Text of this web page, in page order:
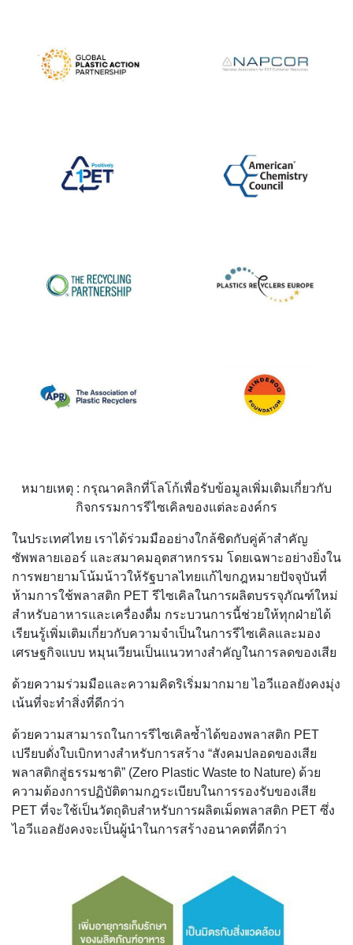
หมายเหตุ : กรุณาคลิกที่โลโก้เพื่อรับข้อมูลเพิ่มเติมเกี่ยวกับ
กิจกรรมการรีไซเคิลของแต่ละองค์กร
ในประเทศไทย เราได้ร่วมมืออย่างใกล้ชิดกับคู่ค้าสำคัญ
ซัพพลายเออร์ และสมาคมอุตสาหกรรม โดยเฉพาะอย่างยิ่งใน
การพยายามโน้มน้าวให้รัฐบาลไทยแก้ไขกฎหมายปัจจุบันที่
ห้ามการใช้พลาสติก PET รีไซเคิลในการผลิตบรรจุภัณฑ์ใหม่
สำหรับอาหารและเครื่องดื่ม กระบวนการนี้ช่วยให้ทุกฝ่ายได้
เรียนรู้เพิ่มเติมเกี่ยวกับความจำเป็นในการรีไซเคิลและมอง
เศรษฐกิจแบบ หมุนเวียนเป็นแนวทางสำคัญในการลดของเสีย
ด้วยความร่วมมือและความคิดริเริ่มมากมาย ไอวีแอลยังคงมุ่ง
เน้นที่จะทำสิ่งที่ดีกว่า
ด้วยความสามารถในการรีไซเคิลซ้ำได้ของพลาสติก PET
เปรียบดั่งใบเบิกทางสำหรับการสร้าง “สังคมปลอดของเสีย
พลาสติกสู่ธรรมชาติ” (Zero Plastic Waste to Nature) ด้วย
ความต้องการปฏิบัติตามกฎระเบียบในการรองรับของเสีย
PET ที่จะใช้เป็นวัตถุดิบสำหรับการผลิตเม็ดพลาสติก PET ซึ่ง
ไอวีแอลยังคงจะเป็นผู้นำในการสร้างอนาคตที่ดีกว่า